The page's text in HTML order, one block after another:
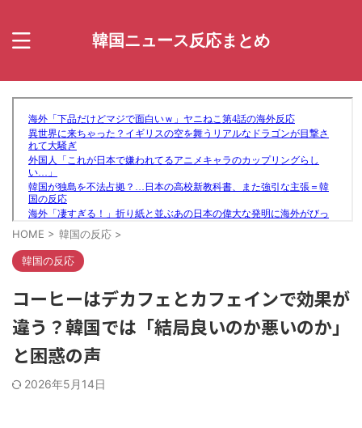
韓国ニュース反応まとめ
HOME > 韓国の反応 >
韓国の反応
コーヒーはデカフェとカフェインで効果が
違う？韓国では「結局良いのか悪いのか」
と困惑の声
2026年5月14日